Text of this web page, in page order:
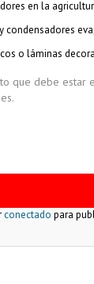
en la
condensadores
o láminas
que debe
conectado para